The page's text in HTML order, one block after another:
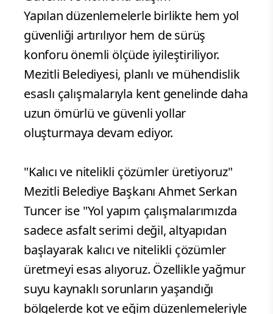
Yapılan düzenlemelerle birlikte hem yol
güvenliği artırılıyor hem de sürüş
konforu önemli ölçüde iyileştiriliyor.
Mezitli Belediyesi, planlı ve mühendislik
esaslı çalışmalarıyla kent genelinde daha
uzun ömürlü ve güvenli yollar
oluşturmaya devam ediyor.
"Kalıcı ve nitelikli çözümler üretiyoruz"
Mezitli Belediye Başkanı Ahmet Serkan
Tuncer ise "Yol yapım çalışmalarımızda
sadece asfalt serimi değil, altyapıdan
başlayarak kalıcı ve nitelikli çözümler
üretmeyi esas alıyoruz. Özellikle yağmur
suyu kaynaklı sorunların yaşandığı
bölgelerde kot ve eğim düzenlemeleriyle